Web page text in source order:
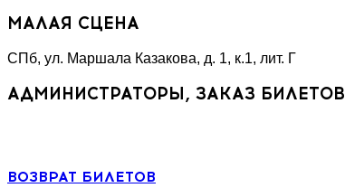
МАЛАЯ СЦЕНА
СПб, ул. Маршала Казакова, д. 1, к.1, лит. Г
АДМИНИСТРАТОРЫ, ЗАКАЗ БИЛЕТОВ
ВОЗВРАТ БИЛЕТОВ